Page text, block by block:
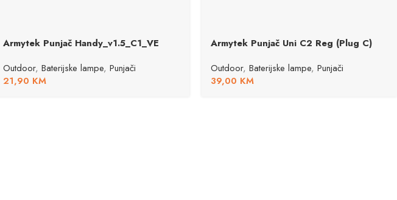
Armytek Punjač Handy_v1.5_C1_VE
Outdoor, Baterijske lampe, Punjači
21,90 KM
Armytek Punjač Uni C2 Reg (Plug C)
Outdoor, Baterijske lampe, Punjači
39,00 KM